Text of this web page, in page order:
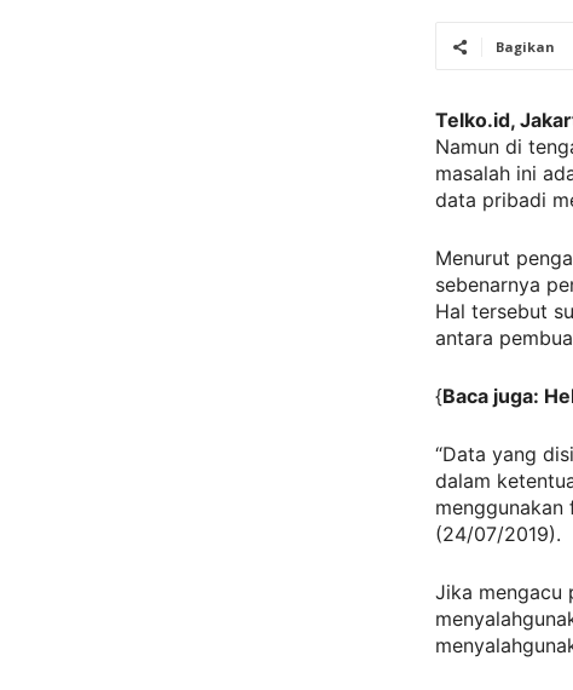
Bagikan
Telko.id,
Namun di
masalah ini
data pribadi
Menurut
sebenarnya
Hal tersebut
antara
{Baca juga:
“Data yang
dalam
menggunakan
(24/07/2019).
Jika mengacu